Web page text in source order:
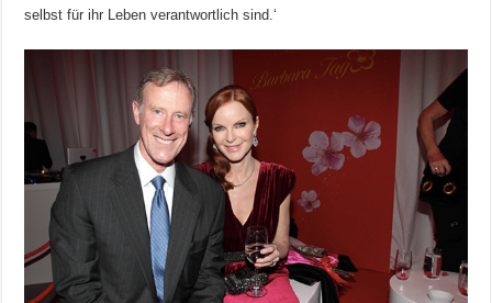
selbst für ihr Leben verantwortlich sind.‘